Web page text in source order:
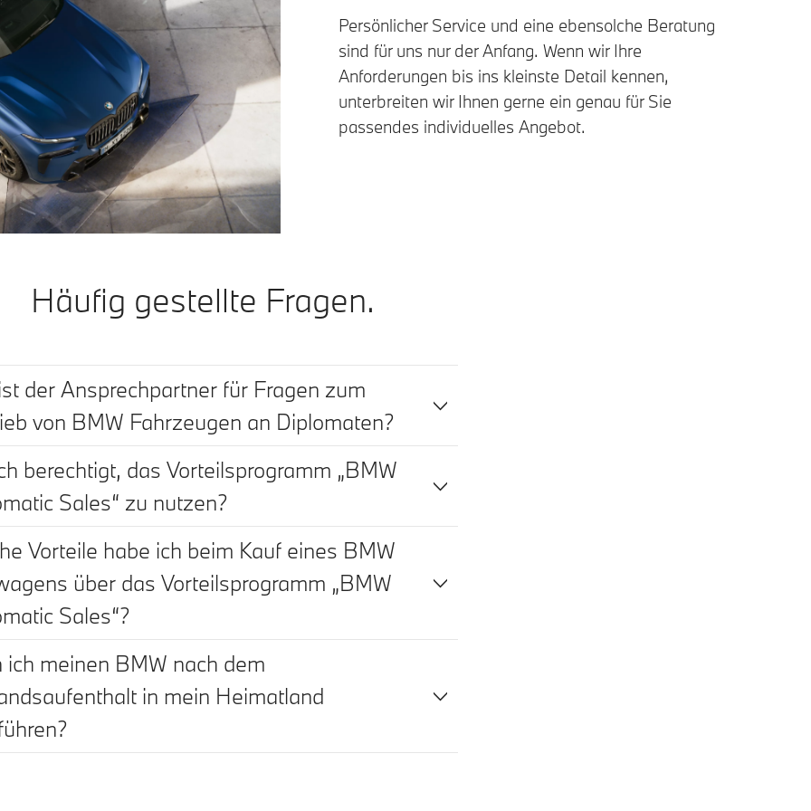
Persönlicher Service und eine ebensolche Beratung
sind für uns nur der Anfang. Wenn wir Ihre
Anforderungen bis ins kleinste Detail kennen,
unterbreiten wir Ihnen gerne ein genau für Sie
passendes individuelles Angebot.
Häufig gestellte Fragen.
der Ansprechpartner für Fragen zum
von BMW Fahrzeugen an Diplomaten?
berechtigt, das Vorteilsprogramm „BMW
Sales“ zu nutzen?
Vorteile habe ich beim Kauf eines BMW
über das Vorteilsprogramm „BMW
Sales“?
ich meinen BMW nach dem
in mein Heimatland